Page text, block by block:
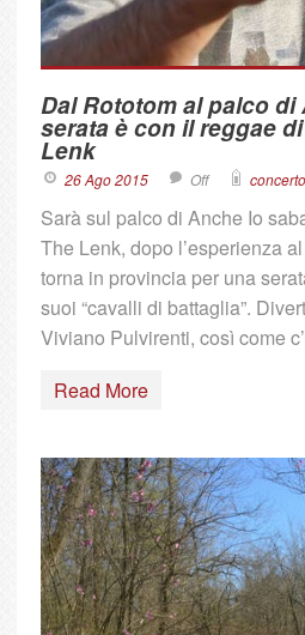
Dal Rototom al palco di
serata è con il reggae
Lenk
26 Ago 2015 Off concerto
Sarà sul palco di Anche Io
The Lenk, dopo l’esperienza
torna in provincia per una
suoi “cavalli di battaglia”.
Viviano Pulvirenti, così come
Read More